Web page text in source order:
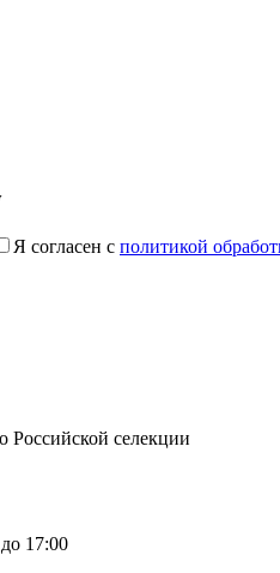
Я согласен с политикой
Российской селекции
17:00